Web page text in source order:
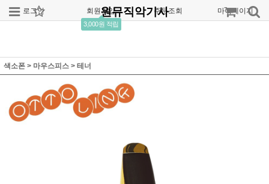
로그인 회원가입
3,000원 적립
주문조회 마이페이지
원뮤직악기사
색소폰 > 마우스피스 > 테너